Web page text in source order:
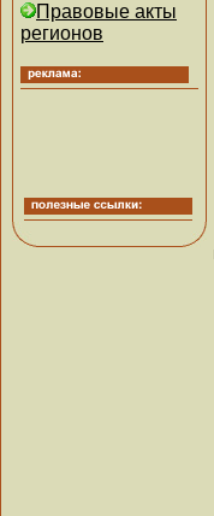
Правовые акты
регионов